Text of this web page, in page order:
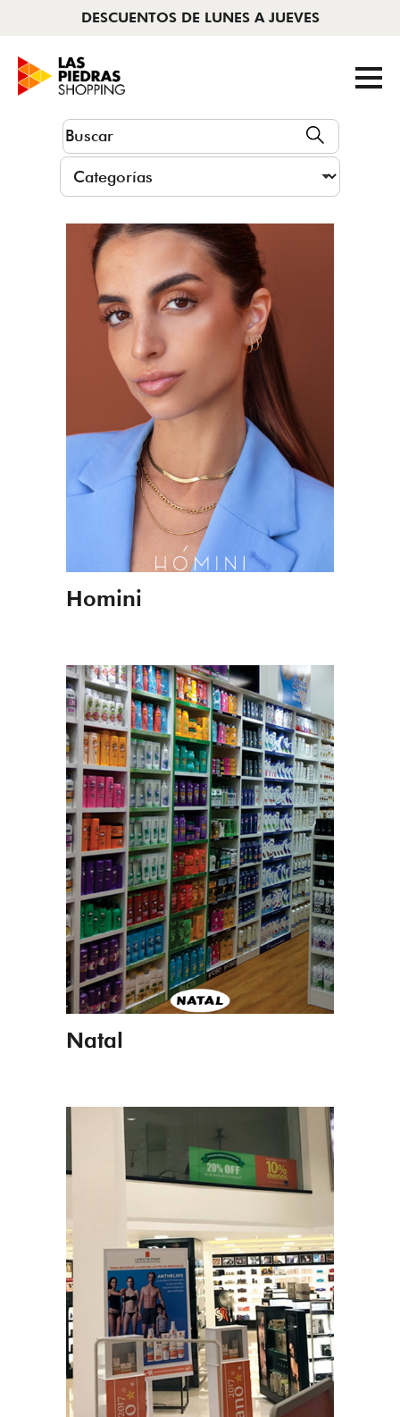
DESCUENTOS DE LUNES A JUEVES
AHORA ABIERTO | 11 A 22HS
Tiendas
Cine
Novedades
Programas
Colectivos
Servicios
Homini
Natal